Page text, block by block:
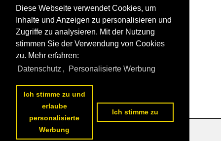
Datenschutzerklärung
Diese Webseite verwendet Cookies, um
Inhalte und Anzeigen zu personalisieren und
Zugriffe zu analysieren. Mit der Nutzung
stimmen Sie der Verwendung von Cookies
zu. Mehr erfahren:
Datenschutz , Personalisierte Werbung
Ich stimme zu und
erlaube
personalisierte
Werbung
Ich stimme zu